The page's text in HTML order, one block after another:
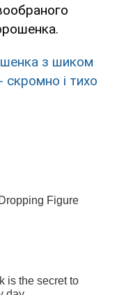
з шиком
скромно і тихо